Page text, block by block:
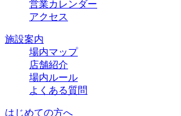
営業カレンダー
アクセス
施設案内
場内マップ
店舗紹介
場内ルール
よくある質問
はじめての方へ